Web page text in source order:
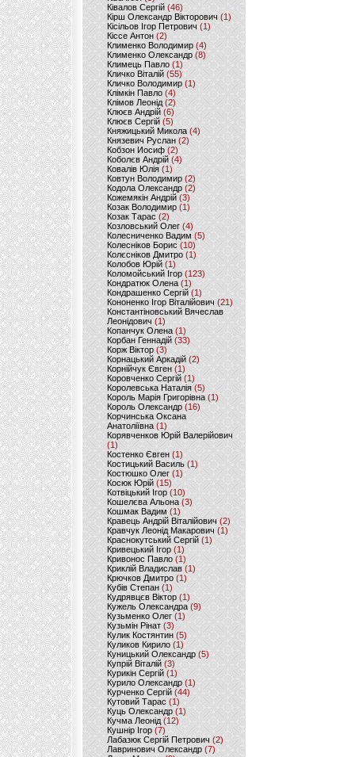
Ківалов Сергій(46)
Кірш Олександр Вікторович (1)
Кісільов Ігор Петрович (1)
Кіссе Антон (2)
Клименко Володимир(4)
Клименко Олександр (8)
Климець Павло (1)
Кличко Віталій(55)
Кличко Володимир (1)
Клімкін Павло (4)
Клімов Леонід(2)
Клюєв Андрій(6)
Клюєв Сергій (5)
Княжицький Микола(4)
Князевич Руслан (2)
Кобзон Иосиф(2)
Коболєв Андрій (4)
Ковалів Юлія(1)
Ковтун Володимир (2)
Кодола Олександр (2)
Кожемякін Андрій (3)
Козак Володимир (1)
Козак Тарас (2)
Козловський Олег(4)
Колесниченко Вадим (5)
Колесніков Борис (10)
Колєсніков Дмитро (1)
Колобов Юрій (1)
Коломойський Ігор (123)
Кондратюк Олена(1)
Кондрашенко Сергій (1)
Кононенко Ігор Віталійович (21)
Константіновський Вячеслав
Леонідович (1)
Копанчук Олена (1)
Корбан Геннадій (33)
Корж Віктор (3)
Корнацький Аркадій (2)
Корнійчук Євген (1)
Коровченко Сергій (1)
Королевська Наталія(5)
Король Марія Григорівна (1)
Король Олександр (16)
Корчинська Оксана
Анатоліївна (1)
Корявченков Юрій Валерійович
(1)
Костенко Євген (1)
Костицький Василь (1)
Костюшко Олег (1)
Косюк Юрій (15)
Котвіцький Ігор (10)
Кошелєва Альона(3)
Кошмак Вадим (1)
Кравець Андрій Віталійович (2)
Кравчук Леонід Макарович (1)
Краснокутський Сергій (1)
Кривецький Ігор (1)
Кривонос Павло (1)
Криклій Владислав (1)
Крючков Дмитро(1)
Кубів Степан(1)
Кудрявцєв Віктор (1)
Кужель Олександра (9)
Кузьменко Олег (1)
Кузьмін Рінат(3)
Кулик Костянтин(5)
Куликов Кирило (1)
Куницький Олександр (5)
Купрій Віталій (3)
Курикін Сергій(1)
Курило Олександр (1)
Курченко Сергій (44)
Кутовий Тарас (1)
Куць Олександр (1)
Кучма Леонід (12)
Кушнір Ігор(7)
Лабазюк Сергій Петрович (2)
Лавринович Олександр(7)